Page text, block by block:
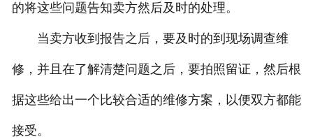
的将这些问题告知卖方然后及时的处理。
当卖方收到报告之后，要及时的到现场调查维
修，并且在了解清楚问题之后，要拍照留证，然后根
据这些给出一个比较合适的维修方案，以便双方都能
接受。